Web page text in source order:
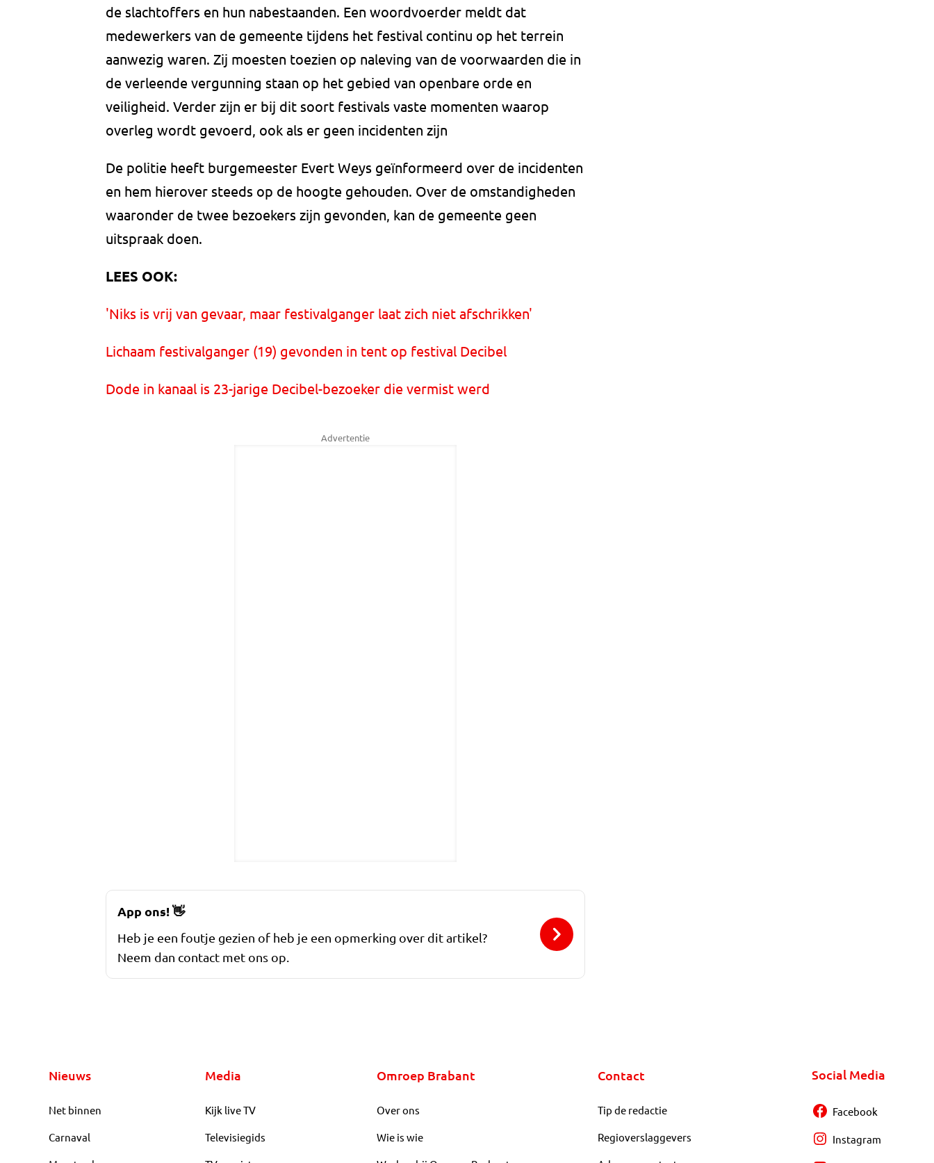
de slachtoffers en hun nabestaanden. Een woordvoerder meldt dat
medewerkers van de gemeente tijdens het festival continu op het terrein
aanwezig waren. Zij moesten toezien op naleving van de voorwaarden die in
de verleende vergunning staan op het gebied van openbare orde en
veiligheid. Verder zijn er bij dit soort festivals vaste momenten waarop
overleg wordt gevoerd, ook als er geen incidenten zijn
De politie heeft burgemeester Evert Weys geïnformeerd over de incidenten
en hem hierover steeds op de hoogte gehouden. Over de omstandigheden
waaronder de twee bezoekers zijn gevonden, kan de gemeente geen
uitspraak doen.
LEES OOK:
'Niks is vrij van gevaar, maar festivalganger laat zich niet afschrikken'
Lichaam festivalganger (19) gevonden in tent op festival Decibel
Dode in kanaal is 23-jarige Decibel-bezoeker die vermist werd
Advertentie
App ons!👋
Heb je een foutje gezien of heb je een opmerking over dit artikel?
Neem dan contact met ons op.
Nieuws
Net binnen
Carnaval
Media
Kijk live TV
Televisiegids
Omroep Brabant
Over ons
Wie is wie
Contact
Tip de redactie
Regioverslaggevers
Social Media
Facebook
Instagram